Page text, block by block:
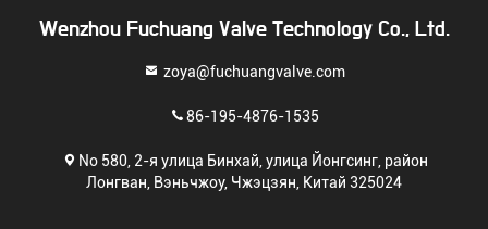
Wenzhou Fuchuang Valve Technology Co., Ltd.
zoya@fuchuangvalve.com
86-195-4876-1535
No 580, 2-я улица Бинхай, улица Йонгсинг, район
Лонгван, Вэньчжоу, Чжэцзян, Китай 325024